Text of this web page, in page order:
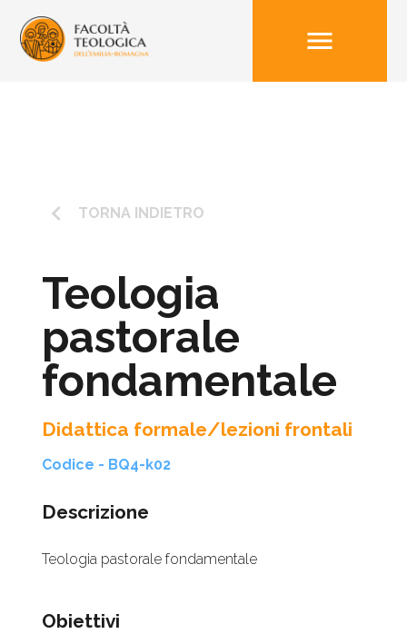
menu
keyboard_arrow_left TORNA INDIETRO
Teologia
pastorale
fondamentale
Didattica formale/lezioni frontali
Codice - BQ4-k02
Descrizione
Teologia pastorale fondamentale
Obiettivi